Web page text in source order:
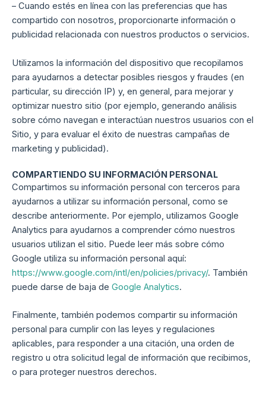
– Cuando estés en línea con las preferencias que has
compartido con nosotros, proporcionarte información o
publicidad relacionada con nuestros productos o servicios.
Utilizamos la información del dispositivo que recopilamos
para ayudarnos a detectar posibles riesgos y fraudes (en
particular, su dirección IP) y, en general, para mejorar y
optimizar nuestro sitio (por ejemplo, generando análisis
sobre cómo navegan e interactúan nuestros usuarios con el
Sitio, y para evaluar el éxito de nuestras campañas de
marketing y publicidad).
COMPARTIENDO SU INFORMACIÓN PERSONAL
Compartimos su información personal con terceros para
ayudarnos a utilizar su información personal, como se
describe anteriormente. Por ejemplo, utilizamos Google
Analytics para ayudarnos a comprender cómo nuestros
usuarios utilizan el sitio. Puede leer más sobre cómo
Google utiliza su información personal aquí:
https://www.google.com/intl/en/policies/privacy/. También
puede darse de baja de Google Analytics.
Finalmente, también podemos compartir su información
personal para cumplir con las leyes y regulaciones
aplicables, para responder a una citación, una orden de
registro u otra solicitud legal de información que recibimos,
o para proteger nuestros derechos.